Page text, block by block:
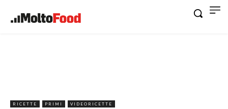
RICETTE PRIMI VIDEORICETTE